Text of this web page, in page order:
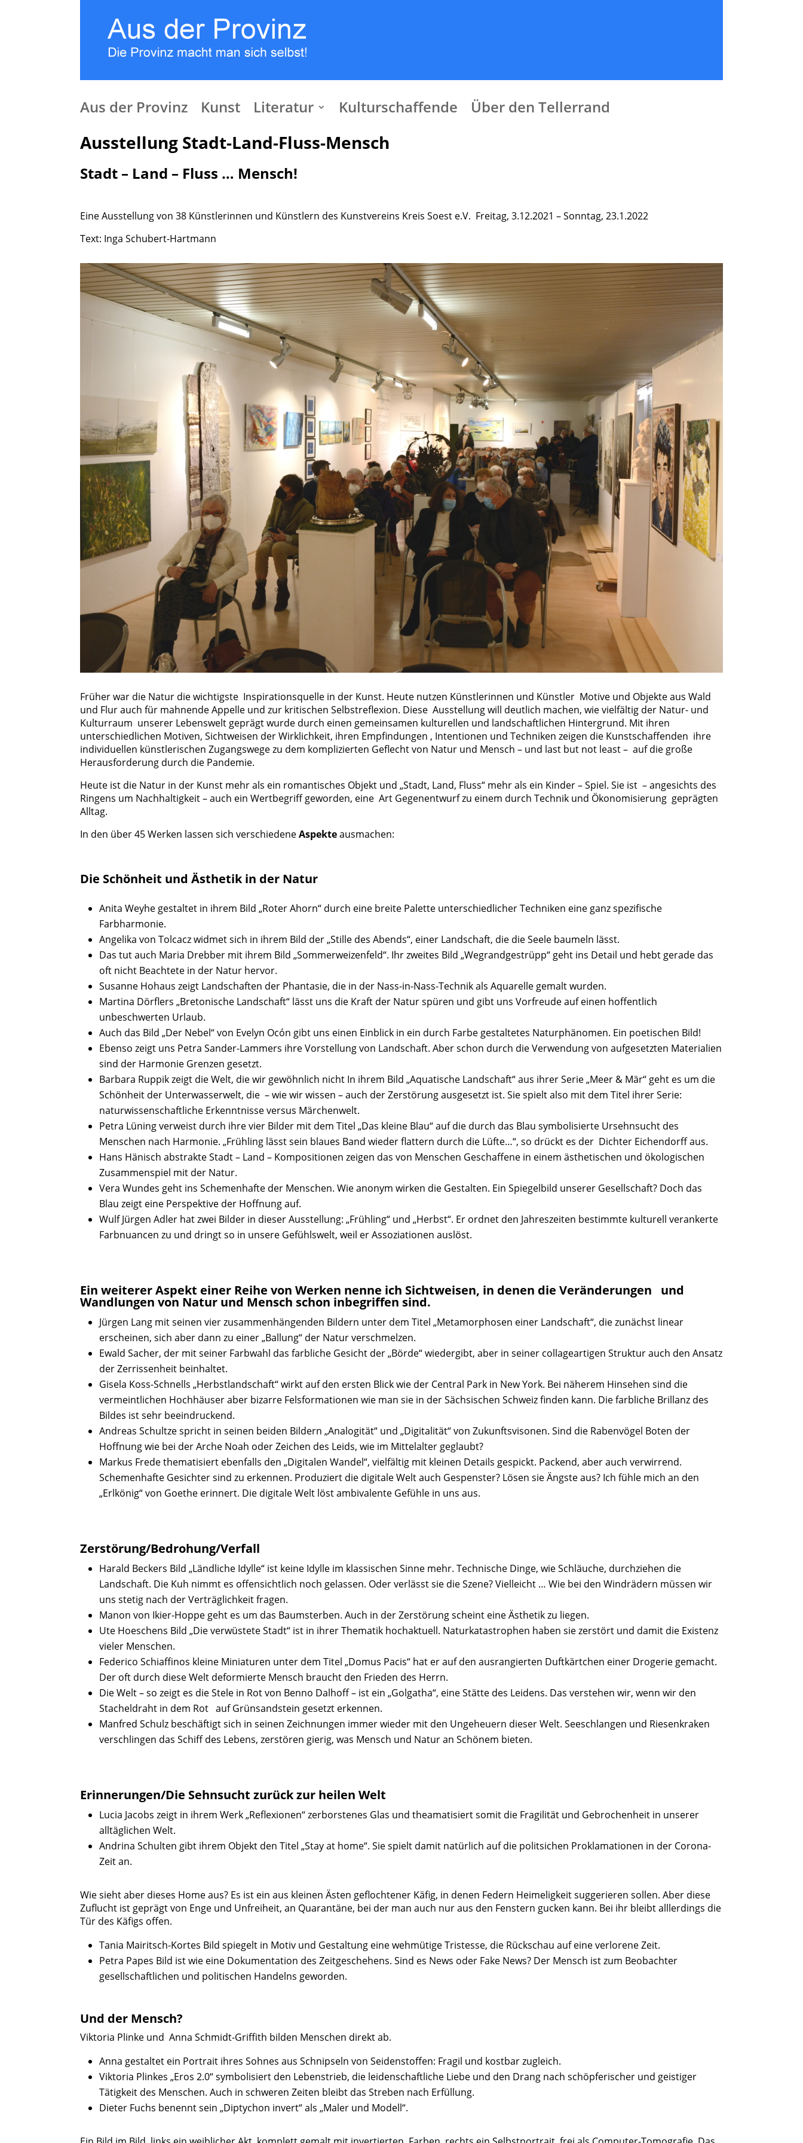
Aus der Provinz Kunst Literatur Kulturschaffende Über den Tellerrand
Ausstellung Stadt-Land-Fluss-Mensch
Stadt – Land – Fluss … Mensch!
Eine Ausstellung von 38 Künstlerinnen und Künstlern des Kunstvereins Kreis Soest e.V. Freitag, 3.12.2021 – Sonntag, 23.1.2022
Text: Inga Schubert-Hartmann
Früher war die Natur die wichtigste Inspirationsquelle in der Kunst. Heute nutzen Künstlerinnen und Künstler Motive und Objekte aus Wald
und Flur auch für mahnende Appelle und zur kritischen Selbstreflexion. Diese Ausstellung will deutlich machen, wie vielfältig der Natur- und
Kulturraum unserer Lebenswelt geprägt wurde durch einen gemeinsamen kulturellen und landschaftlichen Hintergrund. Mit ihren
unterschiedlichen Motiven, Sichtweisen der Wirklichkeit, ihren Empfindungen , Intentionen und Techniken zeigen die Kunstschaffenden ihre
individuellen künstlerischen Zugangswege zu dem komplizierten Geflecht von Natur und Mensch – und last but not least – auf die große
Herausforderung durch die Pandemie.
Heute ist die Natur in der Kunst mehr als ein romantisches Objekt und „Stadt, Land, Fluss“ mehr als ein Kinder – Spiel. Sie ist – angesichts des
Ringens um Nachhaltigkeit – auch ein Wertbegriff geworden, eine Art Gegenentwurf zu einem durch Technik und Ökonomisierung geprägten
Alltag.
In den über 45 Werken lassen sich verschiedeneAspekteausmachen:
Die Schönheit und Ästhetik in der Natur
Anita Weyhe gestaltet in ihrem Bild „Roter Ahorn“ durch eine breite Palette unterschiedlicher Techniken eine ganz spezifische
Farbharmonie.
Angelika von Tolcacz widmet sich in ihrem Bild der „Stille des Abends“, einer Landschaft, die die Seele baumeln lässt.
Das tut auch Maria Drebber mit ihrem Bild „Sommerweizenfeld“. Ihr zweites Bild „Wegrandgestrüpp“ geht ins Detail und hebt gerade das
oft nicht Beachtete in der Natur hervor.
Susanne Hohaus zeigt Landschaften der Phantasie, die in der Nass-in-Nass-Technik als Aquarelle gemalt wurden.
Martina Dörflers „Bretonische Landschaft“ lässt uns die Kraft der Natur spüren und gibt uns Vorfreude auf einen hoffentlich
unbeschwerten Urlaub.
Auch das Bild „Der Nebel“ von Evelyn Ocón gibt uns einen Einblick in ein durch Farbe gestaltetes Naturphänomen. Ein poetischen Bild!
Ebenso zeigt uns Petra Sander-Lammers ihre Vorstellung von Landschaft. Aber schon durch die Verwendung von aufgesetzten Materialien
sind der Harmonie Grenzen gesetzt.
Barbara Ruppik zeigt die Welt, die wir gewöhnlich nicht In ihrem Bild „Aquatische Landschaft“ aus ihrer Serie „Meer & Mär“ geht es um die
Schönheit der Unterwasserwelt, die – wie wir wissen – auch der Zerstörung ausgesetzt ist. Sie spielt also mit dem Titel ihrer Serie:
naturwissenschaftliche Erkenntnisse versus Märchenwelt.
Petra Lüning verweist durch ihre vier Bilder mit dem Titel „Das kleine Blau“ auf die durch das Blau symbolisierte Ursehnsucht des
Menschen nach Harmonie. „Frühling lässt sein blaues Band wieder flattern durch die Lüfte…“, so drückt es der Dichter Eichendorff aus.
Hans Hänisch abstrakte Stadt – Land – Kompositionen zeigen das von Menschen Geschaffene in einem ästhetischen und ökologischen
Zusammenspiel mit der Natur.
Vera Wundes geht ins Schemenhafte der Menschen. Wie anonym wirken die Gestalten. Ein Spiegelbild unserer Gesellschaft? Doch das
Blau zeigt eine Perspektive der Hoffnung auf.
Wulf Jürgen Adler hat zwei Bilder in dieser Ausstellung: „Frühling“ und „Herbst“. Er ordnet den Jahreszeiten bestimmte kulturell verankerte
Farbnuancen zu und dringt so in unsere Gefühlswelt, weil er Assoziationen auslöst.
Ein weiterer Aspekt einer Reihe von Werken nenne ich Sichtweisen, in denen die Veränderungen und
Wandlungen von Natur und Mensch schon inbegriffen sind.
Jürgen Lang mit seinen vier zusammenhängenden Bildern unter dem Titel „Metamorphosen einer Landschaft“, die zunächst linear
erscheinen, sich aber dann zu einer „Ballung“ der Natur verschmelzen.
Ewald Sacher, der mit seiner Farbwahl das farbliche Gesicht der „Börde“ wiedergibt, aber in seiner collageartigen Struktur auch den Ansatz
der Zerrissenheit beinhaltet.
Gisela Koss-Schnells „Herbstlandschaft“ wirkt auf den ersten Blick wie der Central Park in New York. Bei näherem Hinsehen sind die
vermeintlichen Hochhäuser aber bizarre Felsformationen wie man sie in der Sächsischen Schweiz finden kann. Die farbliche Brillanz des
Bildes ist sehr beeindruckend.
Andreas Schultze spricht in seinen beiden Bildern „Analogität“ und „Digitalität“ von Zukunftsvisonen. Sind die Rabenvögel Boten der
Hoffnung wie bei der Arche Noah oder Zeichen des Leids, wie im Mittelalter geglaubt?
Markus Frede thematisiert ebenfalls den „Digitalen Wandel“, vielfältig mit kleinen Details gespickt. Packend, aber auch verwirrend.
Schemenhafte Gesichter sind zu erkennen. Produziert die digitale Welt auch Gespenster? Lösen sie Ängste aus? Ich fühle mich an den
„Erlkönig“ von Goethe erinnert. Die digitale Welt löst ambivalente Gefühle in uns aus.
Zerstörung/Bedrohung/Verfall
Harald Beckers Bild „Ländliche Idylle“ ist keine Idylle im klassischen Sinne mehr. Technische Dinge, wie Schläuche, durchziehen die
Landschaft. Die Kuh nimmt es offensichtlich noch gelassen. Oder verlässt sie die Szene? Vielleicht … Wie bei den Windrädern müssen wir
uns stetig nach der Verträglichkeit fragen.
Manon von Ikier-Hoppe geht es um das Baumsterben. Auch in der Zerstörung scheint eine Ästhetik zu liegen.
Ute Hoeschens Bild „Die verwüstete Stadt“ ist in ihrer Thematik hochaktuell. Naturkatastrophen haben sie zerstört und damit die Existenz
vieler Menschen.
Federico Schiaffinos kleine Miniaturen unter dem Titel „Domus Pacis“ hat er auf den ausrangierten Duftkärtchen einer Drogerie gemacht.
Der oft durch diese Welt deformierte Mensch braucht den Frieden des Herrn.
Die Welt – so zeigt es die Stele in Rot von Benno Dalhoff – ist ein „Golgatha“, eine Stätte des Leidens. Das verstehen wir, wenn wir den
Stacheldraht in dem Rot auf Grünsandstein gesetzt erkennen.
Manfred Schulz beschäftigt sich in seinen Zeichnungen immer wieder mit den Ungeheuern dieser Welt. Seeschlangen und Riesenkraken
verschlingen das Schiff des Lebens, zerstören gierig, was Mensch und Natur an Schönem bieten.
Erinnerungen/Die Sehnsucht zurück zur heilen Welt
Lucia Jacobs zeigt in ihrem Werk „Reflexionen“ zerborstenes Glas und theamatisiert somit die Fragilität und Gebrochenheit in unserer
alltäglichen Welt.
Andrina Schulten gibt ihrem Objekt den Titel „Stay at home“. Sie spielt damit natürlich auf die politsichen Proklamationen in der Corona-
Zeit an.
Wie sieht aber dieses Home aus? Es ist ein aus kleinen Ästen geflochtener Käfig, in denen Federn Heimeligkeit suggerieren sollen. Aber diese
Zuflucht ist geprägt von Enge und Unfreiheit, an Quarantäne, bei der man auch nur aus den Fenstern gucken kann. Bei ihr bleibt alllerdings die
Tür des Käfigs offen.
Tania Mairitsch-Kortes Bild spiegelt in Motiv und Gestaltung eine wehmütige Tristesse, die Rückschau auf eine verlorene Zeit.
Petra Papes Bild ist wie eine Dokumentation des Zeitgeschehens. Sind es News oder Fake News? Der Mensch ist zum Beobachter
gesellschaftlichen und politischen Handelns geworden.
Und der Mensch?
Viktoria Plinke und Anna Schmidt-Griffith bilden Menschen direkt ab.
Anna gestaltet ein Portrait ihres Sohnes aus Schnipseln von Seidenstoffen: Fragil und kostbar zugleich.
Viktoria Plinkes „Eros 2.0“ symbolisiert den Lebenstrieb, die leidenschaftliche Liebe und den Drang nach schöpferischer und geistiger
Tätigkeit des Menschen. Auch in schweren Zeiten bleibt das Streben nach Erfüllung.
Dieter Fuchs benennt sein „Diptychon invert“ als „Maler und Modell“.